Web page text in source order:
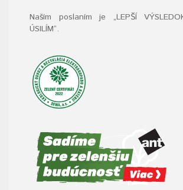
Naším poslaním je „LEPŠÍ
ÚSILÍM“.